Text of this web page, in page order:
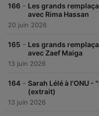
166 - Les grands
avec Rima Hassan
20 juin 2026
165 - Les grands
avec Zaef Maiga
13 juin 2026
164 - Sarah Lélé à l'ONU
(extrait)
13 juin 2026